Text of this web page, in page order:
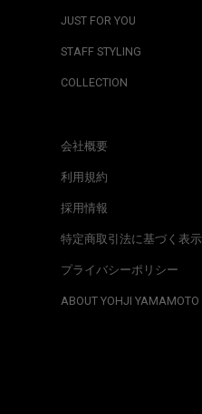
JUST FOR YOU
STAFF STYLING
COLLECTION
会社概要
利用規約
採用情報
特定商取引法に基づく表示
プライバシーポリシー
ABOUT YOHJI YAMAMOTO